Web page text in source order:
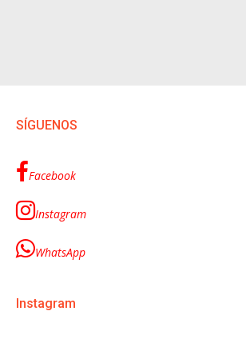
SÍGUENOS
Facebook
Instagram
WhatsApp
Instagram